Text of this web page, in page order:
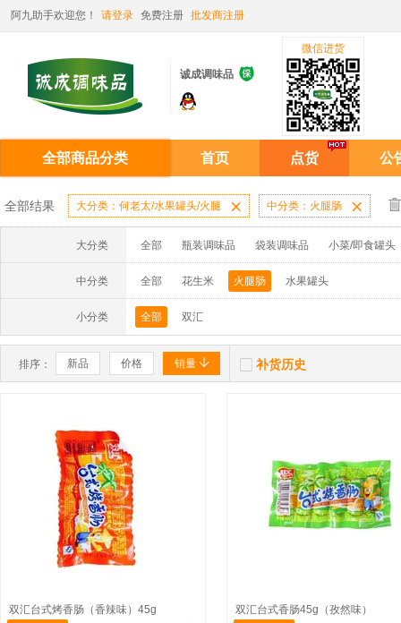
阿九助手欢迎您！ 请登录 免费注册 批发商注册
诚成调味品 
微信进货
全部商品分类 首页 点货 公
全部结果 大分类：何老太/水果罐头/火腿  中分类：火腿肠 
大分类 全部 瓶装调味品 袋装调味品 小菜/即食罐头
中分类 全部 花生米 火腿肠 水果罐头
小分类 全部 双汇
排序： 新品 价格 销量   补货历史
双汇台式烤香肠（香辣味）45g
双汇台式香肠45g（孜然味）